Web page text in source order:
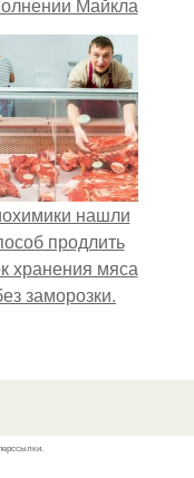
и его
танцоров,
вызов
тела.
нашли
продлить
хранения мяса
заморозки.